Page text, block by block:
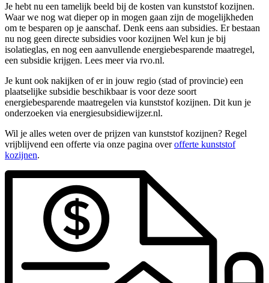
Je hebt nu een tamelijk beeld bij de kosten van kunststof kozijnen.
Waar we nog wat dieper op in mogen gaan zijn de mogelijkheden
om te besparen op je aanschaf. Denk eens aan subsidies. Er bestaan
nu nog geen directe subsidies voor kozijnen Wel kun je bij
isolatieglas, en nog een aanvullende energiebesparende maatregel,
een subsidie krijgen. Lees meer via rvo.nl.
Je kunt ook nakijken of er in jouw regio (stad of provincie) een
plaatselijke subsidie beschikbaar is voor deze soort
energiebesparende maatregelen via kunststof kozijnen. Dit kun je
onderzoeken via energiesubsidiewijzer.nl.
Wil je alles weten over de prijzen van kunststof kozijnen? Regel
vrijblijvend een offerte via onze pagina overofferte kunststof
kozijnen.